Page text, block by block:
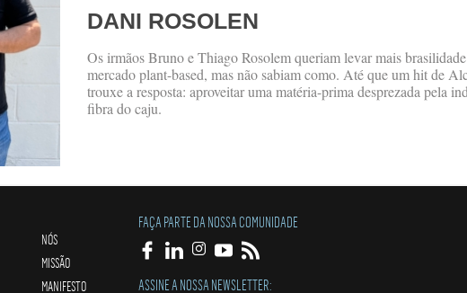
DANI ROSOLEN
Os irmãos Bruno e Thiago Rosolem queriam levar mais
mercado plant-based, mas não sabiam como. Até que um hit de
trouxe a resposta: aproveitar uma matéria-prima desprezada pela
fibra do caju.
NÓS
MISSÃO
MANIFESTO
FAÇA PARTE DA NOSSA COMUNIDADE
ASSINE A NOSSA NEWSLETTER: